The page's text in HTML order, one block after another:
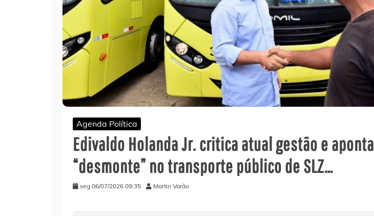
Agenda Política
Edivaldo Holanda Jr. critica atual gestão e aponta
“desmonte” no transporte público de SLZ…
seg 06/07/2026 09:35 Martin Varão